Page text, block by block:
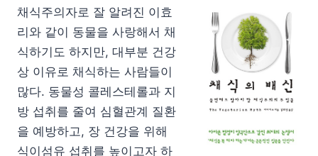
채식주의자로 잘 알려진 이효
리와 같이 동물을 사랑해서 채
식하기도 하지만, 대부분 건강
상 이유로 채식하는 사람들이
많다. 동물성 콜레스테롤과 지
방 섭취를 줄여 심혈관계 질환
을 예방하고, 장 건강을 위해
식이섬유 섭취를 높이고자 하